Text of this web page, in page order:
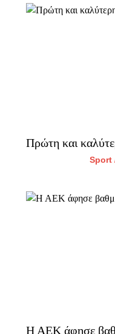
Πρώτη και
Sport
Η ΑΕΚ άφησε